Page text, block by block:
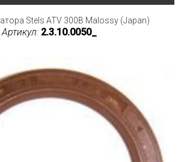
Stels ATV 300B Malossy (Japan)
Артикул: 2.3.10.0050_